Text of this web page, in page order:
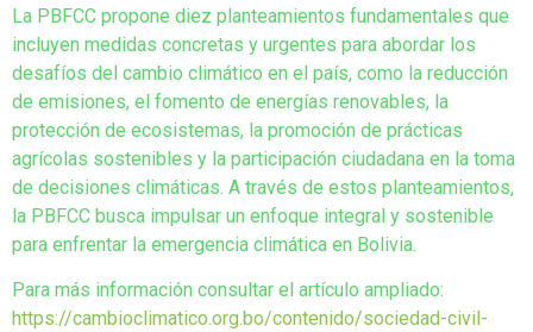
La PBFCC propone diez planteamientos fundamentales que
incluyen medidas concretas y urgentes para abordar los
desafíos del cambio climático en el país, como la reducción
de emisiones, el fomento de energías renovables, la
protección de ecosistemas, la promoción de prácticas
agrícolas sostenibles y la participación ciudadana en la toma
de decisiones climáticas. A través de estos planteamientos,
la PBFCC busca impulsar un enfoque integral y sostenible
para enfrentar la emergencia climática en Bolivia.
Para más información consultar el artículo ampliado:
https://cambioclimatico.org.bo/contenido/sociedad-civil-